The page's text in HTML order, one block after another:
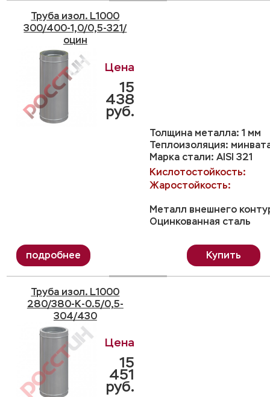
Труба изол. L1000
300/400-1,0/0,5-321/
оцин
Толщина металла: 1 мм
Теплоизоляция:
Марка стали: AISI 321
Кислотостойкость:
Жаростойкость:
Металл внешнего
Оцинкованная сталь
15
438
руб.
Купить
Труба изол. L1000
280/380-K-0.5/0,5-
304/430
15
451
руб.